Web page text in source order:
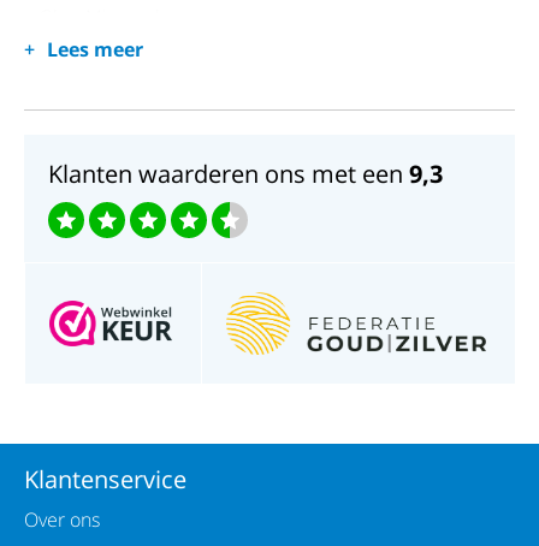
waterdicht; 50 meter
Lees meer
Klanten waarderen ons met een 9,3
Klantenservice
Over ons